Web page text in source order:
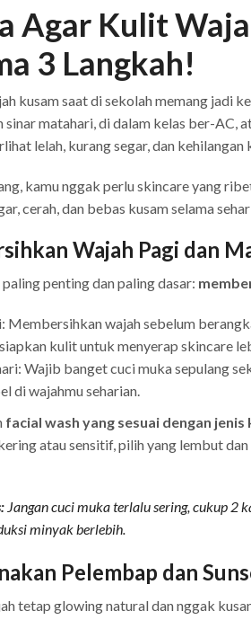
Agar Kulit
3 Langkah!
kusam saat di sekolah memang jadi
sinar matahari, di dalam kelas ber-AC,
lelah, kurang segar, dan kehilangan
kamu nggak perlu skincare yang
cerah, dan bebas kusam selama
Wajah Pagi dan
paling penting dan paling dasar:
Membersihkan wajah sebelum
kulit untuk menyerap skincare
Wajib banget cuci muka sepulang
di wajahmu seharian.
facial wash yang sesuai dengan jenis
atau sensitif, pilih yang lembut
Jangan cuci muka terlalu sering, cukup 2
minyak berlebih.
Pelembap dan
tetap glowing natural dan nggak